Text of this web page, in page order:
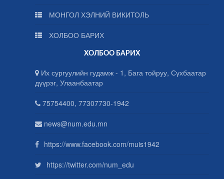
МОНГОЛ ХЭЛНИЙ ВИКИТОЛЬ
ХОЛБОО БАРИХ
ХОЛБОО БАРИХ
Их сургуулийн гудамж - 1, Бага тойруу, Сүхбаатар
дүүрэг, Улаанбаатар
75754400, 77307730-1942
news@num.edu.mn
https://www.facebook.com/muis1942
https://twitter.com/num_edu